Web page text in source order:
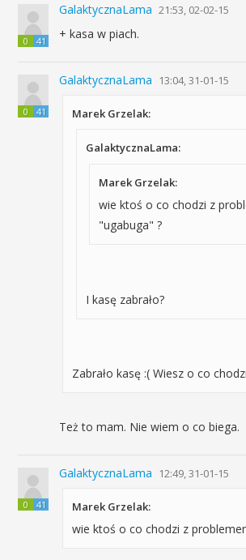
0 41
GalaktycznaLama 21:53, 02-02-15
+ kasa w piach.
0 41
GalaktycznaLama 13:04, 31-01-15
Marek Grzelak:
GalaktycznaLama:
Marek Grzelak:
wie ktoś o co chodzi z
"ugabuga" ?
I kasę zabrało?
Zabrało kasę :( Wiesz o co
Też to mam. Nie wiem o co biega.
0 41
GalaktycznaLama 12:49, 31-01-15
Marek Grzelak:
wie ktoś o co chodzi z